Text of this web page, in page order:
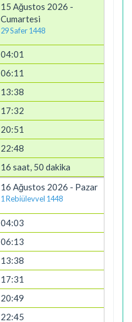
15 Ağustos 2026 -
Cumartesi
29 Safer 1448
04:01
06:11
13:38
17:32
20:51
22:48
16 saat, 50 dakika
16 Ağustos 2026 - Pazar
1 Rebiülevvel 1448
04:03
06:13
13:38
17:31
20:49
22:45